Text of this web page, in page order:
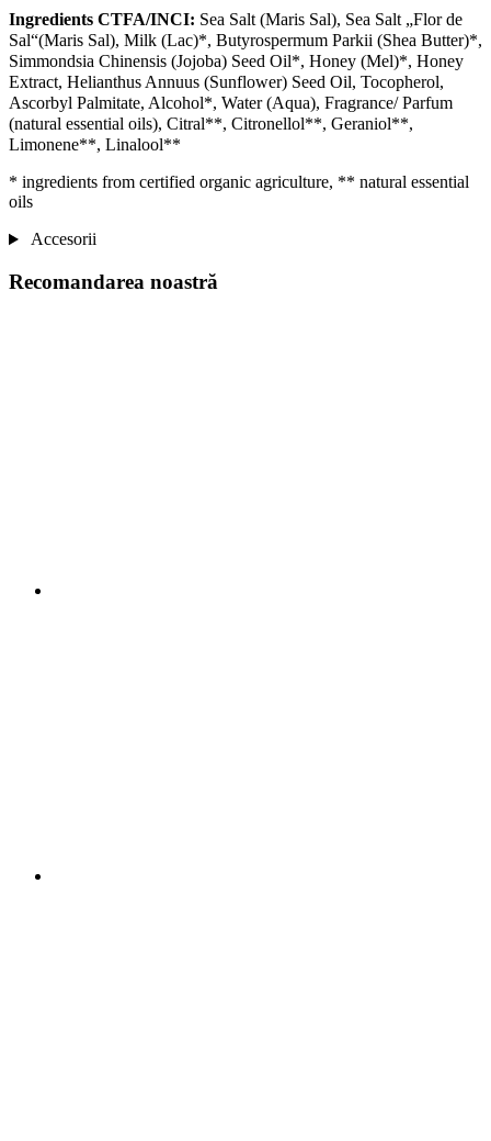
Ingredients CTFA/INCI: Sea Salt (Maris Sal), Sea Salt „Flor de
Sal“(Maris Sal), Milk (Lac)*, Butyrospermum Parkii (Shea Butter)*,
Simmondsia Chinensis (Jojoba) Seed Oil*, Honey (Mel)*, Honey
Extract, Helianthus Annuus (Sunflower) Seed Oil, Tocopherol,
Ascorbyl Palmitate, Alcohol*, Water (Aqua), Fragrance/ Parfum
(natural essential oils), Citral**, Citronellol**, Geraniol**,
Limonene**, Linalool**
* ingredients from certified organic agriculture, ** natural essential
oils
Accesorii
Recomandarea noastră